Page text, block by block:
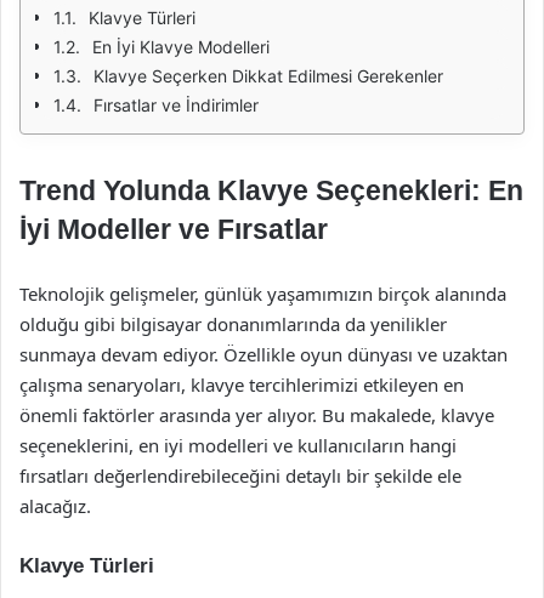
Klavye Türleri
En İyi Klavye Modelleri
Klavye Seçerken Dikkat Edilmesi Gerekenler
Fırsatlar ve İndirimler
Trend Yolunda Klavye Seçenekleri: En
İyi Modeller ve Fırsatlar
Teknolojik gelişmeler, günlük yaşamımızın birçok alanında
olduğu gibi bilgisayar donanımlarında da yenilikler
sunmaya devam ediyor. Özellikle oyun dünyası ve uzaktan
çalışma senaryoları, klavye tercihlerimizi etkileyen en
önemli faktörler arasında yer alıyor. Bu makalede, klavye
seçeneklerini, en iyi modelleri ve kullanıcıların hangi
fırsatları değerlendirebileceğini detaylı bir şekilde ele
alacağız.
Klavye Türleri